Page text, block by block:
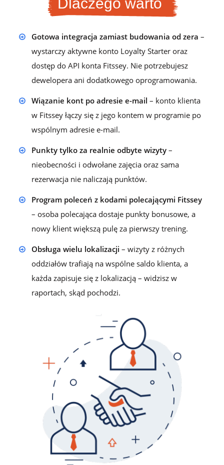
Dlaczego warto
Gotowa integracja zamiast budowania od zera –
wystarczy aktywne konto Loyalty Starter oraz
dostęp do API konta Fitssey. Nie potrzebujesz
dewelopera ani dodatkowego oprogramowania.
Wiązanie kont po adresie e-mail – konto klienta
w Fitssey łączy się z jego kontem w programie po
wspólnym adresie e-mail.
Punkty tylko za realnie odbyte wizyty–
nieobecności i odwołane zajęcia oraz sama
rezerwacja nie naliczają punktów.
Program poleceń z kodami polecającymi Fitssey
– osoba polecająca dostaje punkty bonusowe, a
nowy klient większą pulę za pierwszy trening.
Obsługa wielu lokalizacji – wizyty z różnych
oddziałów trafiają na wspólne saldo klienta, a
każda zapisuje się z lokalizacją – widzisz w
raportach, skąd pochodzi.